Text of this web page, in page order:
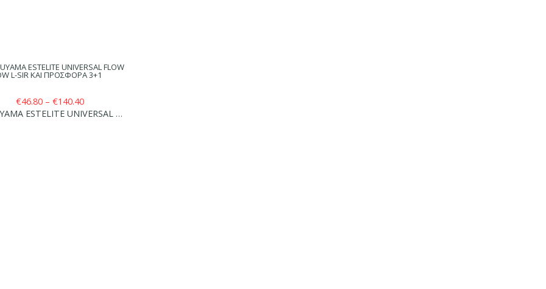
€46.80 – €140.40Price
range:
TOKUYAMA ESTELITE UNIVERSAL FLOW S-LOW L-SIR ΚΑΙ ΠΡΟΣΦΟΡΑ 3+1 ΔΩΡΟ